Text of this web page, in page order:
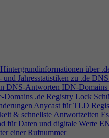
Hintergrundinformationen über
und Jahresstatistiken zu .de
DNS-Antworten IDN-Domains
Domains .de Registry Lock
Anycast für TLD
& schnellste Antwortzeiten
für Daten und digitale Werte
einer Rufnummer